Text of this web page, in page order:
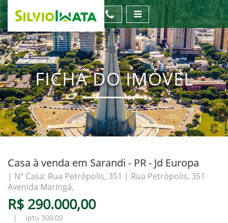
FICHA DO IMÓVEL
Casa à venda em Sarandi - PR - Jd Europa
| Nº Casa: Rua Petrópolis, 351 | Rua Petrópolis, 351
Avenida Maringá,
R$ 290.000,00
| iptu 300,00